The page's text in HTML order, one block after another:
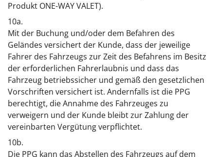
Produkt ONE-WAY VALET).
10a.
Mit der Buchung und/oder dem Befahren des
Geländes versichert der Kunde, dass der jeweilige
Fahrer des Fahrzeugs zur Zeit des Befahrens im Besitz
der erforderlichen Fahrerlaubnis und dass das
Fahrzeug betriebssicher und gemäß den gesetzlichen
Vorschriften versichert ist. Andernfalls ist die PPG
berechtigt, die Annahme des Fahrzeuges zu
verweigern und der Kunde bleibt zur Zahlung der
vereinbarten Vergütung verpflichtet.
10b.
Die PPG kann das Abstellen des Fahrzeugs auf dem